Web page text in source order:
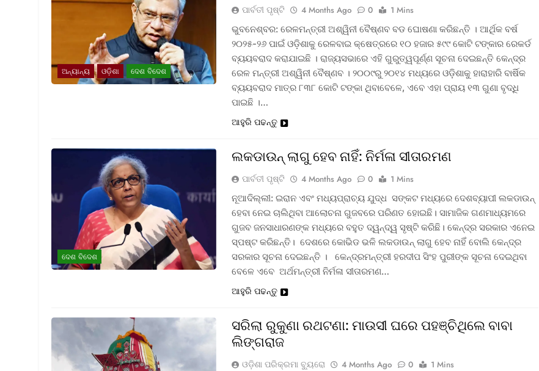
ଅନ୍ୟାନ୍ୟ ଓଡ଼ିଶା ଦେଶ ବିଦେଶ
ପାର୍ବତୀ ପୃଷ୍ଟି 4 Months Ago 0
1 Mins
ଭୁବନେଶ୍ବର: ରେଳମନ୍ତ୍ରୀ ଅଶ୍ୱିନୀ ବୈଷ୍ଣବ ବଡ ଘୋଷଣା କରିଛନ୍ତି । ଆର୍ଥିକ ବର୍ଷ
୨୦୨୫-୨୬ ପାଇଁ ଓଡ଼ିଶାକୁ ରେଳବାଇ କ୍ଷେତ୍ରରେ ୧୦ ହଜାର ୫୯୯ କୋଟି ଟଙ୍କାର ରେକର୍ଡ
ବ୍ୟୟବରାଦ କରାଯାଇଛି । ରାଜ୍ୟସଭାରେ ଏହି ଗୁରୁତ୍ୱପୂର୍ଣ୍ଣ ସୂଚନା ଦେଇଛନ୍ତି କେନ୍ଦ୍ର
ରେଳ ମନ୍ତ୍ରୀ ଅଶ୍ୱିନୀ ବୈଷ୍ଣବ । ୨୦୦୯ରୁ ୨୦୧୪ ମଧ୍ୟରେ ଓଡ଼ିଶାକୁ ହାରାହାରି ବାର୍ଷିକ
ବ୍ୟୟବରାଦ ମାତ୍ର ୮୩୮ କୋଟି ଟଙ୍କା ଥିବାବେଳେ, ଏବେ ଏହା ପ୍ରାୟ ୧୩ ଗୁଣା ବୃଦ୍ଧି
ପାଇଛି ।…
ଆହୁରି ପଢନ୍ତୁ
ଦେଶ ବିଦେଶ
ଲକଡାଉନ୍ ଲାଗୁ ହେବ ନାହିଁ: ନିର୍ମଳା ସୀତାରମଣ
ପାର୍ବତୀ ପୃଷ୍ଟି 4 Months Ago 0
1 Mins
ନୂଆଦିଲ୍ଲୀ: ଇରାନ ଏବଂ ମଧ୍ୟପ୍ରାଚ୍ୟ ଯୁଦ୍ଧ ସଙ୍କଟ ମଧ୍ୟରେ ଦେଶବ୍ୟାପୀ ଲକଡାଉନ୍
ହେବା ନେଇ ଚାଲିଥିବା ଆଲୋଚନା ଗୁଜବରେ ପରିଣତ ହୋଇଛି। ସାମାଜିକ ଗଣମାଧ୍ୟମରେ
ଗୁଜବ ଜନସାଧାରଣଙ୍କ ମଧ୍ୟରେ ବହୁତ ଦ୍ୱନ୍ଦ୍ୱ ସୃଷ୍ଟି କରିଛି। କେନ୍ଦ୍ର ସରକାର ଏନେଇ
ସ୍ପଷ୍ଟ କରିଛନ୍ତି। ଦେଶରେ କୋଭିଡ ଭଳି ଲକଡାଉନ୍ ଲାଗୁ ହେବ ନାହିଁ ବୋଲି କେନ୍ଦ୍ର
ସରକାର ସୂଚନା ଦେଇଛନ୍ତି । କେନ୍ଦ୍ରମନ୍ତ୍ରୀ ହରଦୀପ ସିଂହ ପୁରୀଙ୍କ ସୂଚନା ଦେଇଥିବା
ବେଳେ ଏବେ ଅର୍ଥମନ୍ତ୍ରୀ ନିର୍ମଳା ସୀତାରମଣ…
ଆହୁରି ପଢନ୍ତୁ
ସରିଲା ରୁକୁଣା ରଥଟଣା: ମାଉସୀ ଘରେ ପହଞ୍ଚିଥିଲେ ବାବା
ଲିଙ୍ଗରାଜ
ଓଡ଼ିଶା ପରିକ୍ରମା ବ୍ୟୁରୋ 4 Months Ago 0
1 Mins